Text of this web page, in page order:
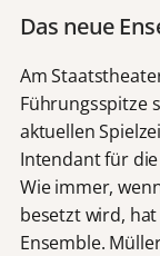
Das neue
Am
Führungsspitze
aktuellen
Intendant für
Wie immer,
besetzt wird,
Ensemble.